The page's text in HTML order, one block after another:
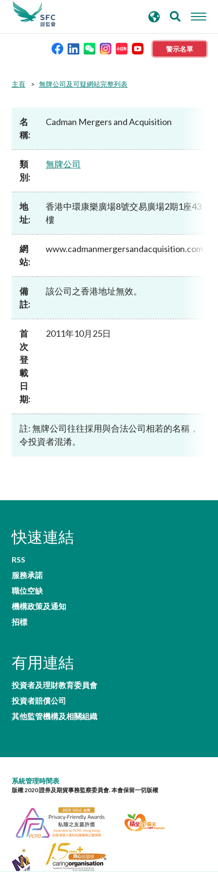
警示名單
本會簡介
規則及標準
資料庫
加入本會
尋
主頁 無牌公司及可疑網站完整列表
名
稱:
Cadman Mergers and Acquisition
類
別:
無牌公司
地
址:
香港中環康樂廣場8號交易廣場2期1座43
樓
網
站:
www.cadmanmergersandacquisition.com
備
註:
該公司之香港地址無效。
首
次
登
載
日
期:
2011年10月25日
註: 無牌公司往往採用與合法公司相若的名稱，
令投資者混淆。
快速連結
RSS
服務承諾
職位空缺
機構政策及通知
招標
有用連結
投資者及理財教育委員會
投資者賠償公司
其他監管機構及相關組織
系統管理時間表
版權 2020 證券及期貨事務監察委員會. 本會保留一切版權